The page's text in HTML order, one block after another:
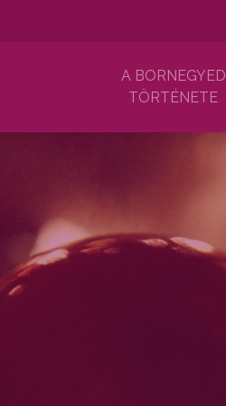
A BORNEGYED
TÖRTÉNETE